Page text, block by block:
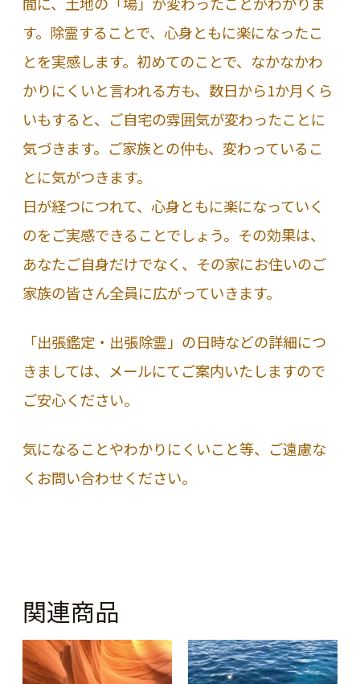
す。除霊することで、心身ともに楽になったこ
とを実感します。初めてのことで、なかなかわ
かりにくいと言われる方も、数日から1か月くら
いもすると、ご自宅の雰囲気が変わったことに
気づきます。ご家族との仲も、変わっているこ
とに気がつきます。
日が経つにつれて、心身ともに楽になっていく
のをご実感できることでしょう。その効果は、
あなたご自身だけでなく、その家にお住いのご
家族の皆さん全員に広がっていきます。
「出張鑑定・出張除霊」の日時などの詳細につ
きましては、メールにてご案内いたしますので
ご安心ください。
気になることやわかりにくいこと等、ご遠慮な
くお問い合わせください。
関連商品